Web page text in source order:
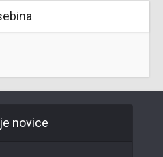
novice